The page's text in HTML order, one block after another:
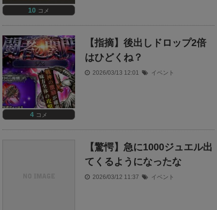
10 コメ
4 コメ
【指摘】後出しドロップ2倍
はひどくね？
2026/03/13 12:01 イベント
【驚愕】急に1000ジュエル出
てくるようになったな
2026/03/12 11:37 イベント